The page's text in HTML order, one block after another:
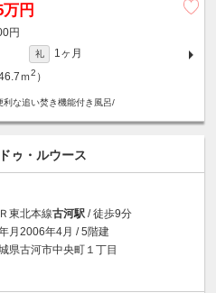
円
円
礼
1ヶ月
ｍ2 ）
な追い焚き機能付き風呂/
ゥ・ルウース
東北本線古河駅 / 徒歩9分
月2006年4月 / 5階建
県古河市中央町１丁目